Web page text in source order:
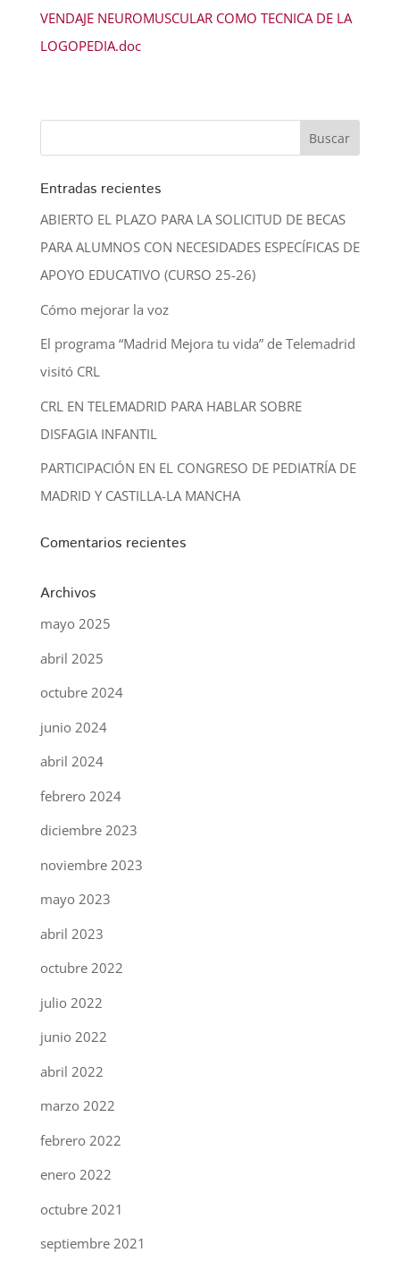
VENDAJE NEUROMUSCULAR COMO TECNICA DE LA
LOGOPEDIA.doc
Entradas recientes
ABIERTO EL PLAZO PARA LA SOLICITUD DE BECAS
PARA ALUMNOS CON NECESIDADES ESPECÍFICAS DE
APOYO EDUCATIVO (CURSO 25-26)
Cómo mejorar la voz
El programa “Madrid Mejora tu vida” de Telemadrid
visitó CRL
CRL EN TELEMADRID PARA HABLAR SOBRE
DISFAGIA INFANTIL
PARTICIPACIÓN EN EL CONGRESO DE PEDIATRÍA DE
MADRID Y CASTILLA-LA MANCHA
Comentarios recientes
Archivos
mayo 2025
abril 2025
octubre 2024
junio 2024
abril 2024
febrero 2024
diciembre 2023
noviembre 2023
mayo 2023
abril 2023
octubre 2022
julio 2022
junio 2022
abril 2022
marzo 2022
febrero 2022
enero 2022
octubre 2021
septiembre 2021